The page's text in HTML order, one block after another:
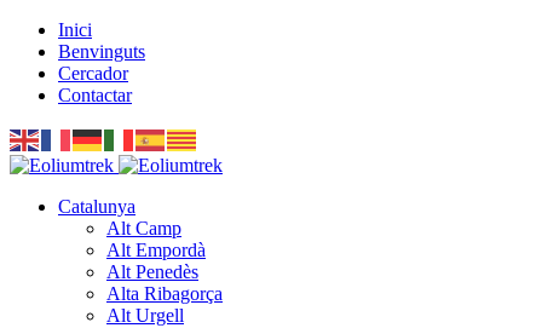
Inici
Benvinguts
Cercador
Contactar
Catalunya
Alt Camp
Alt Empordà
Alt Penedès
Alta Ribagorça
Alt Urgell